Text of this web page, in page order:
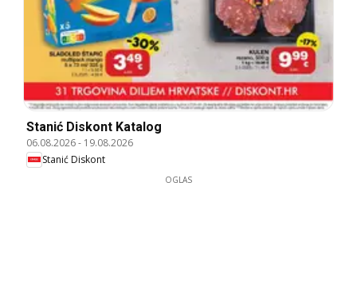
Stanić Diskont Katalog
06.08.2026- 19.08.2026
Stanić Diskont
OGLAS